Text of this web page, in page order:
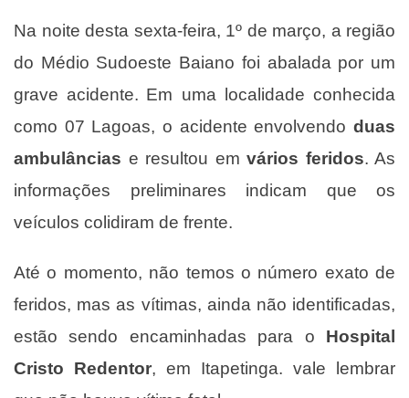
Na noite desta sexta-feira, 1º de março, a região
do Médio Sudoeste Baiano foi abalada por um
grave acidente. Em uma localidade conhecida
como 07 Lagoas, o acidente envolvendo duas
ambulâncias e resultou em vários feridos. As
informações preliminares indicam que os
veículos colidiram de frente.
Até o momento, não temos o número exato de
feridos, mas as vítimas, ainda não identificadas,
estão sendo encaminhadas para o Hospital
Cristo Redentor, em Itapetinga. vale lembrar